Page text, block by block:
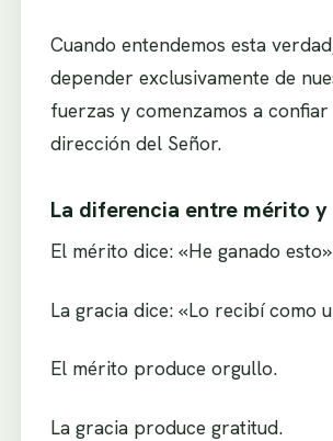
Cuando entendemos esta
depender exclusivamente de
fuerzas y comenzamos a
dirección del Señor.
La diferencia entre mérito y
El mérito dice: «He ganado
La gracia dice: «Lo recibí como
El mérito produce orgullo.
La gracia produce gratitud.